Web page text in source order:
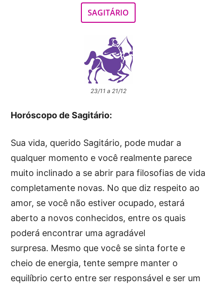
SAGITÁRIO
23/11 a 21/12
Horóscopo de Sagitário:
Sua vida, querido Sagitário, pode mudar a
qualquer momento e você realmente parece
muito inclinado a se abrir para filosofias de vida
completamente novas. No que diz respeito ao
amor, se você não estiver ocupado, estará
aberto a novos conhecidos, entre os quais
poderá encontrar uma agradável
surpresa. Mesmo que você se sinta forte e
cheio de energia, tente sempre manter o
equilíbrio certo entre ser responsável e ser um